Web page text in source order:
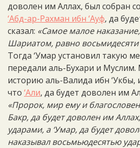
доволен им Аллах, был собран
‘Абд-ар-Рахман ибн ‘Ауф, да
сказал: «Самое малое
Шариатом, равно
Тогда ‘Умар установил такую
передали аль-Бухари и
историю аль-Валида ибн ‘Укбы,
что ‘Али, да будет доволен им
«Пророк, мир ему и
Бакр, да будет доволен им
ударами, а ‘Умар, да будет
наказывал восьмьюдесятью